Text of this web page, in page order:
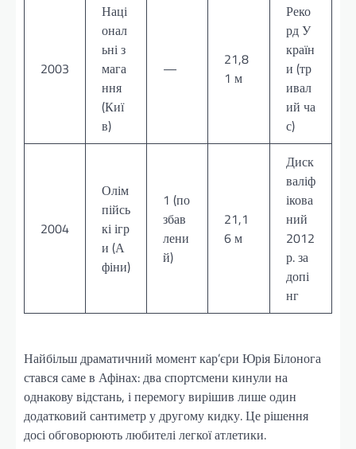
2003
Наці
онал
ьні з
мага
ння
(Киї
в)
—
21,8
1 м
Реко
рд У
країн
и (тр
ивал
ий ча
с)
2004
Олім
пійсь
кі ігр
и (А
фіни)
1 (по
збав
лени
й)
21,1
6 м
Диск
валіф
ікова
ний
2012
р. за
допі
нг
Найбільш драматичний момент кар’єри Юрія Білонога
стався саме в Афінах: два спортсмени кинули на
однакову відстань, і перемогу вирішив лише один
додатковий сантиметр у другому кидку. Це рішення
досі обговорюють любителі легкої атлетики.